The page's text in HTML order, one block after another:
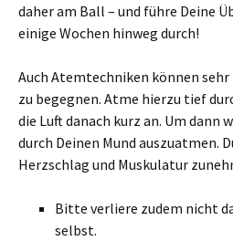
daher am Ball – und führe Deine
einige Wochen hinweg durch!
Auch Atemtechniken können
zu begegnen. Atme hierzu tief
die Luft danach kurz an. Um dann
durch Deinen Mund auszuatmen.
Herzschlag und Muskulatur
Bitte verliere zudem nicht
selbst.